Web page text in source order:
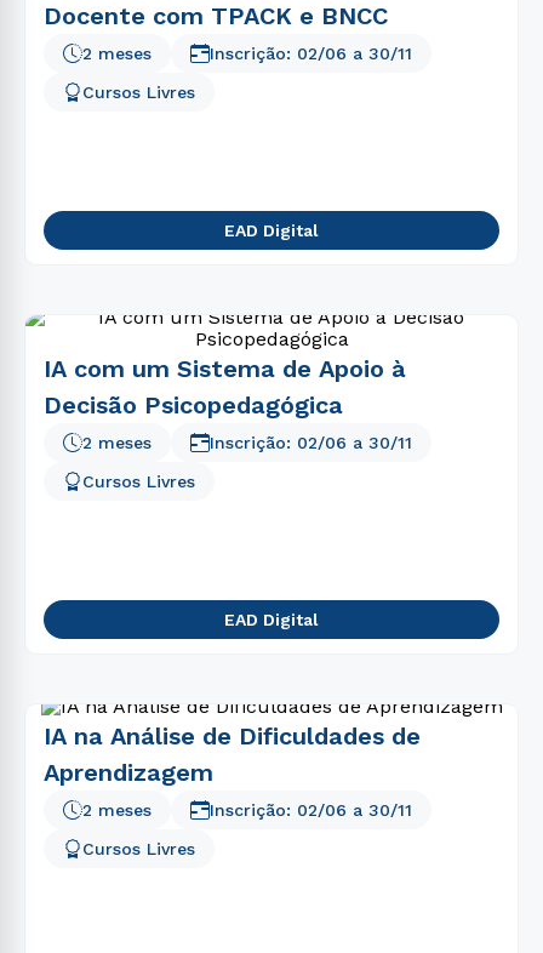
Docente com TPACK e BNCC
2 meses
Cursos Livres
Inscrição: 02/06 a 30/11
EAD Digital
IA com um Sistema de Apoio à
Decisão Psicopedagógica
2 meses
Cursos Livres
Inscrição: 02/06 a 30/11
EAD Digital
IA na Análise de Dificuldades de
Aprendizagem
2 meses
Cursos Livres
Inscrição: 02/06 a 30/11
5º
psicologia
10º estética